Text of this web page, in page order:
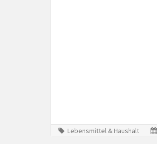
Lebensmittel & Haushalt